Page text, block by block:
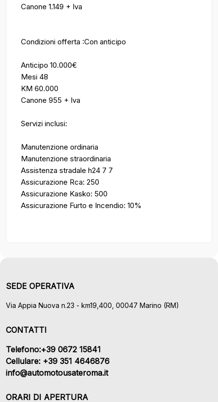
Canone 1.149 + Iva
Condizioni offerta :Con anticipo
Anticipo 10.000€
Mesi 48
KM 60.000
Canone 955 + Iva
Servizi inclusi:
Manutenzione ordinaria
Manutenzione straordinaria
Assistenza stradale h24 7 7
Assicurazione Rca: 250
Assicurazione Kasko: 500
Assicurazione Furto e Incendio: 10%
SEDE OPERATIVA
Via Appia Nuova n.23 - km19,400, 00047 Marino (RM)
CONTATTI
Telefono:+39 0672 15841
Cellulare: +39 351 4646876
info@automotousateroma.it
ORARI DI APERTURA